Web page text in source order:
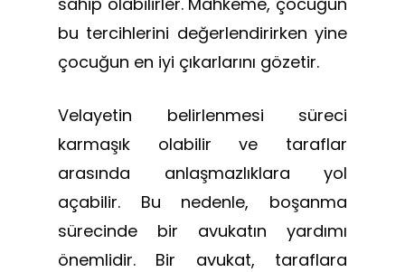
bu tercihlerini değerlendirirken yine
çocuğun en iyi çıkarlarını gözetir.
Velayetin belirlenmesi süreci
karmaşık olabilir ve taraflar
arasında anlaşmazlıklara yol
açabilir. Bu nedenle, boşanma
sürecinde bir avukatın yardımı
önemlidir. Bir avukat, taraflara